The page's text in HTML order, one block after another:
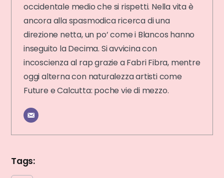
occidentale medio che si rispetti. Nella vita è
ancora alla spasmodica ricerca di una
direzione netta, un po’ come i Blancos hanno
inseguito la Decima. Si avvicina con
incoscienza al rap grazie a Fabri Fibra, mentre
oggi alterna con naturalezza artisti come
Future e Calcutta: poche vie di mezzo.
Tags: